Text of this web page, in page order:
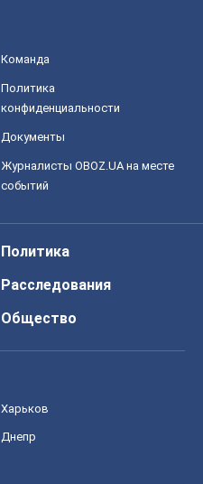
Команда
Политика
конфиденциальности
Документы
Журналисты OBOZ.UA на месте
событий
Политика
Расследования
Общество
Харьков
Днепр